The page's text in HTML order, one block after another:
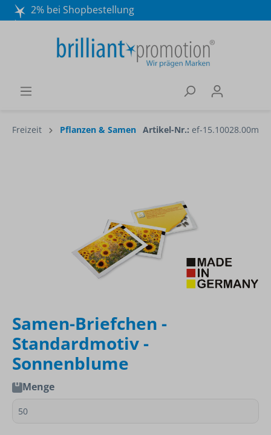
2% bei Shopbestellung
Wir beraten Sie gerne:
040 / 570 18 25 70
Freizeit Pflanzen & Samen Artikel-Nr.: ef-15.10028.00m
Samen-Briefchen -
Standardmotiv -
Sonnenblume
Menge